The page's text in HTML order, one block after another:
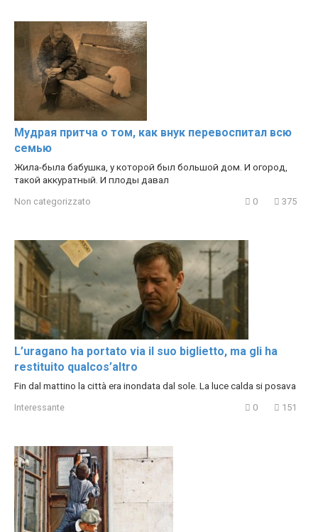
Мудрая притча о том, как внук перевоспитал всю
семью
Жила-была бабушка, у которой был большой дом. И огород,
такой аккуратный. И плоды давал
Non categorizzato 0 375
L’uragano ha portato via il suo biglietto, ma gli ha
restituito qualcos’altro
Fin dal mattino la città era inondata dal sole. La luce calda si posava
Interessante 0 151